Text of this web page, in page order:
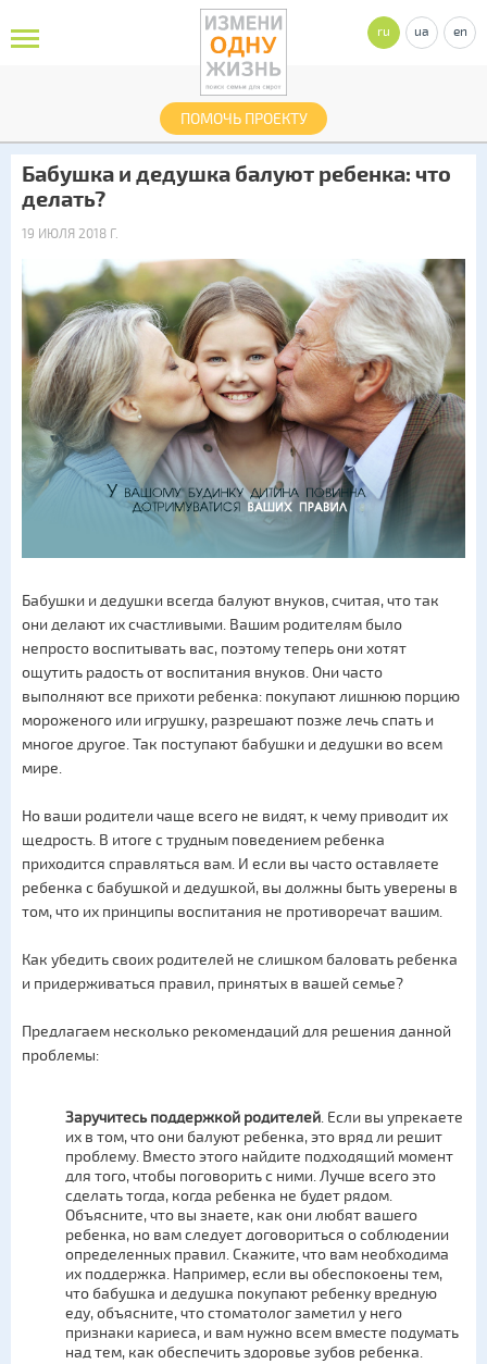
ПОМОЧЬ ПРОЕКТУ
ru ua en
Бабушка и дедушка балуют ребенка: что
делать?
19 ИЮЛЯ 2018 Г.
Бабушки и дедушки всегда балуют внуков, считая, что так
они делают их счастливыми. Вашим родителям было
непросто воспитывать вас, поэтому теперь они хотят
ощутить радость от воспитания внуков. Они часто
выполняют все прихоти ребенка: покупают лишнюю порцию
мороженого или игрушку, разрешают позже лечь спать и
многое другое. Так поступают бабушки и дедушки во всем
мире.
Но ваши родители чаще всего не видят, к чему приводит их
щедрость. В итоге с трудным поведением ребенка
приходится справляться вам. И если вы часто оставляете
ребенка с бабушкой и дедушкой, вы должны быть уверены в
том, что их принципы воспитания не противоречат вашим.
Как убедить своих родителей не слишком баловать ребенка
и придерживаться правил, принятых в вашей семье?
Предлагаем несколько рекомендаций для решения данной
проблемы:
Заручитесь поддержкой родителей. Если вы упрекаете
их в том, что они балуют ребенка, это вряд ли решит
проблему. Вместо этого найдите подходящий момент
для того, чтобы поговорить с ними. Лучше всего это
сделать тогда, когда ребенка не будет рядом.
Объясните, что вы знаете, как они любят вашего
ребенка, но вам следует договориться о соблюдении
определенных правил. Скажите, что вам необходима
их поддержка. Например, если вы обеспокоены тем,
что бабушка и дедушка покупают ребенку вредную
еду, объясните, что стоматолог заметил у него
признаки кариеса, и вам нужно всем вместе подумать
над тем, как обеспечить здоровье зубов ребенка.